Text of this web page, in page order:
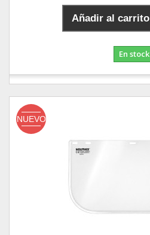
Añadir al carrito
En stock
NUEVO